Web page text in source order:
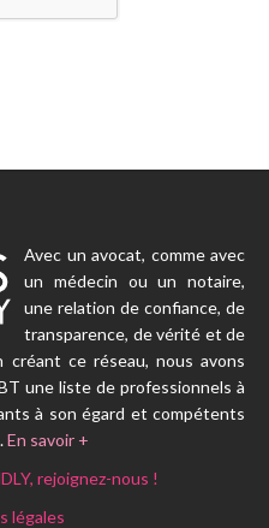
Avec un avocat, comme avec
un médecin ou un notaire,
une relation de confiance, de
transparence, de vérité et de
créant ce réseau, nous avons
une liste de professionnels à
à son égard et compétents
En savoir +
rejoignez-nous !
légales